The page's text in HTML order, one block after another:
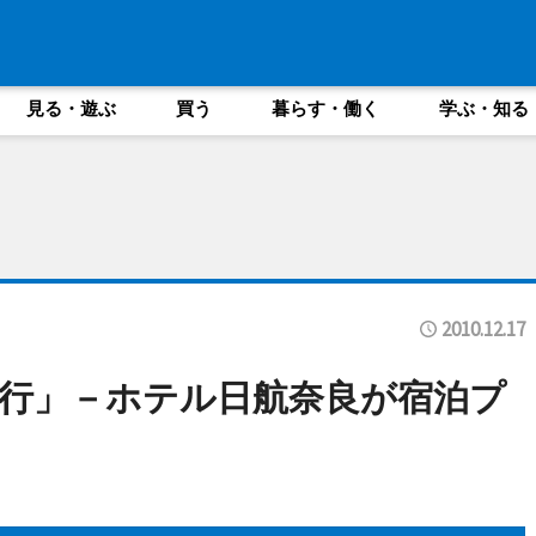
見る・遊ぶ 買う 暮らす・働く 学ぶ・知る
2010.12.17
」－ホテル日航奈良が宿泊プ